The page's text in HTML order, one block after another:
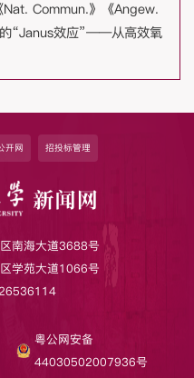
Commun.》《Angew.
“Janus效应”——从高效氧
南海大道3688号
学苑大道1066号
粤公网安备
44030502007936号
开网 招投标管理